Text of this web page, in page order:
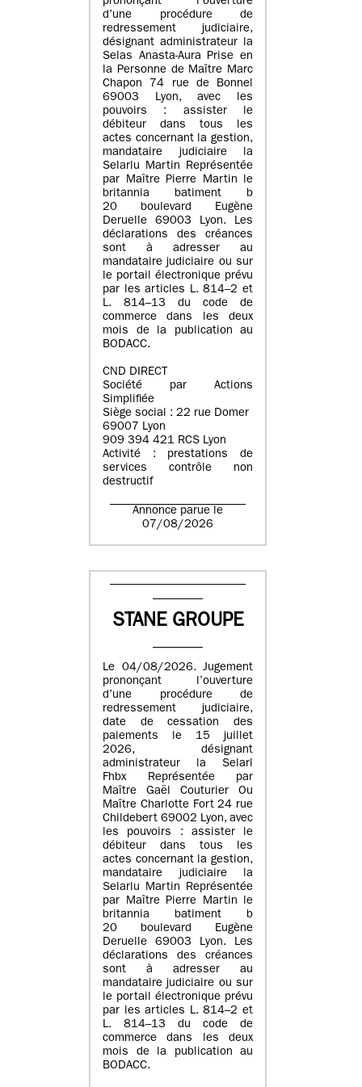
d’une procédure de
redressement judiciaire,
désignant administrateur la
Selas Anasta-Aura Prise en
la Personne de Maître Marc
Chapon 74 rue de Bonnel
69003 Lyon, avec les
pouvoirs : assister le
débiteur dans tous les
actes concernant la gestion,
mandataire judiciaire la
Selarlu Martin Représentée
par Maître Pierre Martin le
britannia batiment b
20 boulevard Eugène
Deruelle 69003 Lyon. Les
déclarations des créances
sont à adresser au
mandataire judiciaire ou sur
le portail électronique prévu
par les articles L. 814–2 et
L. 814–13 du code de
commerce dans les deux
mois de la publication au
BODACC.
CND DIRECT
Société par Actions
Simplifiée
Siège social : 22 rue Domer
69007 Lyon
909 394 421 RCS Lyon
Activité : prestations de
services contrôle non
destructif
Annonce parue le
07/08/2026
STANE GROUPE
Le 04/08/2026. Jugement
prononçant l’ouverture
d’une procédure de
redressement judiciaire,
date de cessation des
paiements le 15 juillet
2026, désignant
administrateur la Selarl
Fhbx Représentée par
Maître Gaël Couturier Ou
Maître Charlotte Fort 24 rue
Childebert 69002 Lyon, avec
les pouvoirs : assister le
débiteur dans tous les
actes concernant la gestion,
mandataire judiciaire la
Selarlu Martin Représentée
par Maître Pierre Martin le
britannia batiment b
20 boulevard Eugène
Deruelle 69003 Lyon. Les
déclarations des créances
sont à adresser au
mandataire judiciaire ou sur
le portail électronique prévu
par les articles L. 814–2 et
L. 814–13 du code de
commerce dans les deux
mois de la publication au
BODACC.